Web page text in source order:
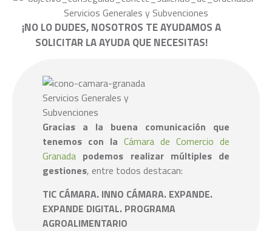
¡NO LO DUDES, NOSOTROS TE AYUDAMOS A
SOLICITAR LA AYUDA QUE NECESITAS!
Gracias a la buena comunicación que
tenemos con la Cámara de Comercio de
Granada podemos realizar múltiples de
gestiones, entre todos destacan:
TIC CÁMARA. INNO CÁMARA. EXPANDE.
EXPANDE DIGITAL. PROGRAMA
AGROALIMENTARIO